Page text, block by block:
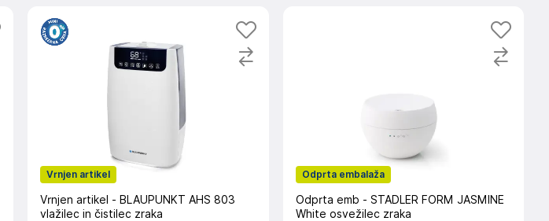
Vrnjen artikel
Vrnjen artikel - BLAUPUNKT AHS 803
vlažilec in čistilec zraka
Odprta embalaža
Odprta emb - STADLER FORM JASMINE
White osvežilec zraka